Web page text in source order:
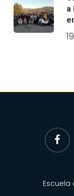
a
facebook